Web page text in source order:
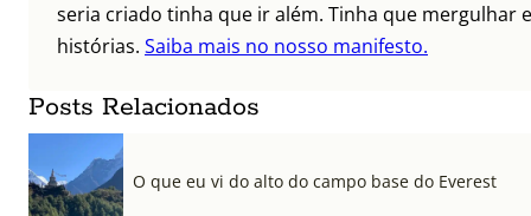
seria criado tinha que ir além. Tinha que mergulhar
histórias. Saiba mais no nosso manifesto.
Posts Relacionados
O que eu vi do alto do campo base do Everest